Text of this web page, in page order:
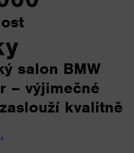
salon BMW
– výjimečné
kvalitně